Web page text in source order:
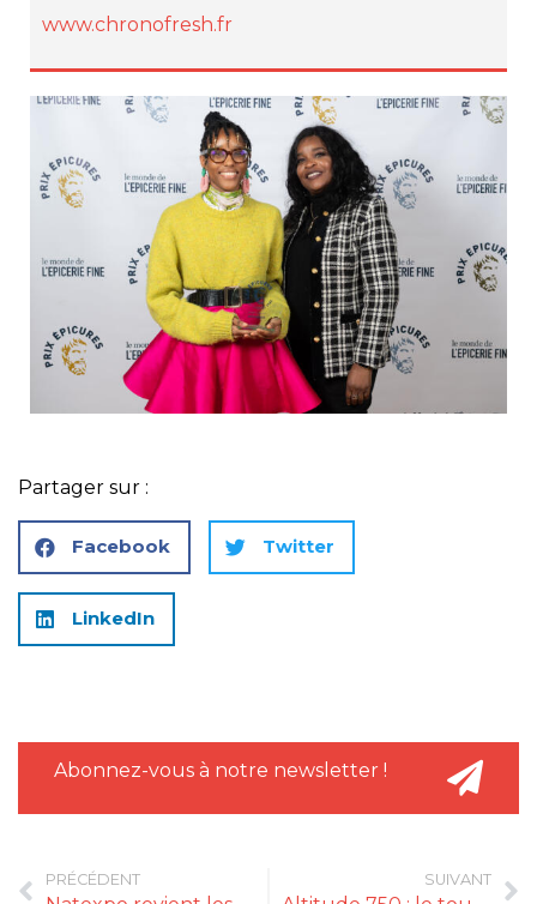
www.chronofresh.fr
Partager sur :
Facebook Twitter
LinkedIn
Abonnez-vous à notre newsletter !
PRÉCÉDENT SUIVANT